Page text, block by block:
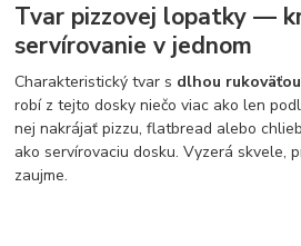
Tvar pizzovej lopatky —
servírovanie v jednom
Charakteristický tvar s dlhou
robí z tejto dosky niečo viac ako len
nej nakrájať pizzu, flatbread alebo
ako servírovaciu dosku. Vyzerá skvele,
zaujme.